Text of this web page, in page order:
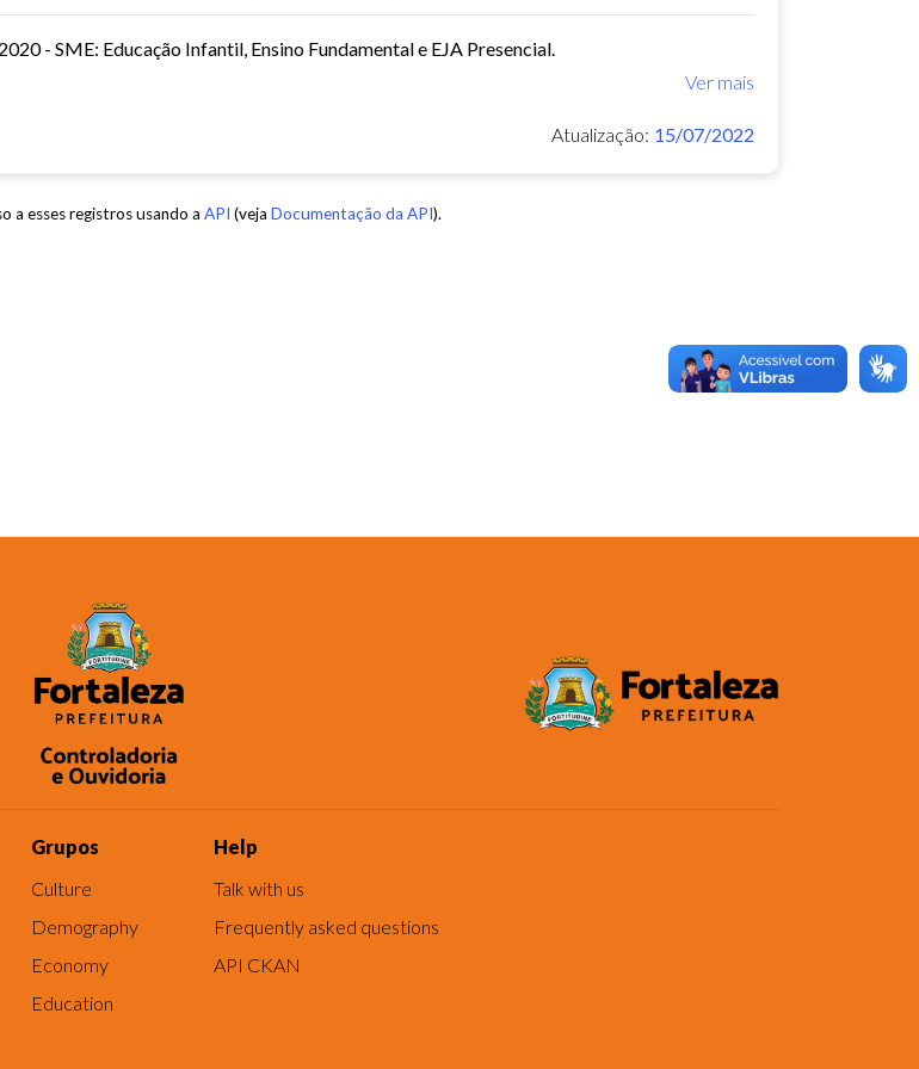
- SME: Educação Infantil, Ensino Fundamental e EJA Presencial.
Ver mais
Atualização: 15/07/2022
a esses registros usando a API (veja Documentação da API).
Grupos
Culture
Demography
Economy
Education
Help
Talk with us
Frequently asked questions
API CKAN